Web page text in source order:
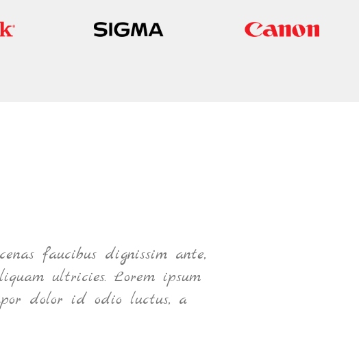
faucibus dignissim ante,
ultricies. Lorem ipsum
dolor id odio luctus, a